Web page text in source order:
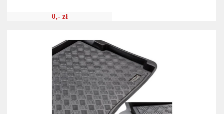
0,- zł